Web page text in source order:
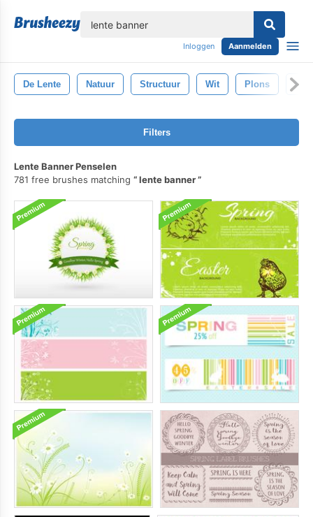
Inloggen Aanmelden
De Lente Natuur Structuur Wit Plons Nat
Filters
Lente Banner Penselen
781 free brushes matching
lente banner